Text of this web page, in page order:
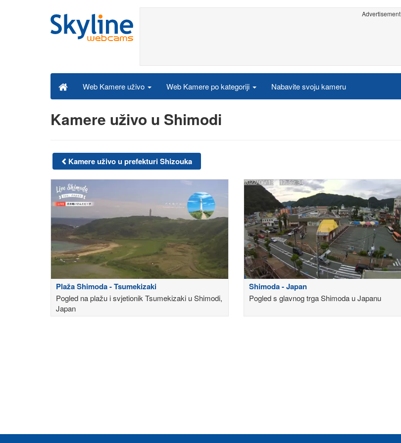
Advertisement
Web Kamere uživo Web Kamere po kategoriji Nabavite svoju kameru
Kamere uživo u Shimodi
Kamere uživo u prefekturi Shizouka
Plaža Shimoda - Tsumekizaki
Pogled na plažu i svjetionik Tsumekizaki u Shimodi,
Japan
Shimoda - Japan
Pogled s glavnog trga Shimoda u Japanu